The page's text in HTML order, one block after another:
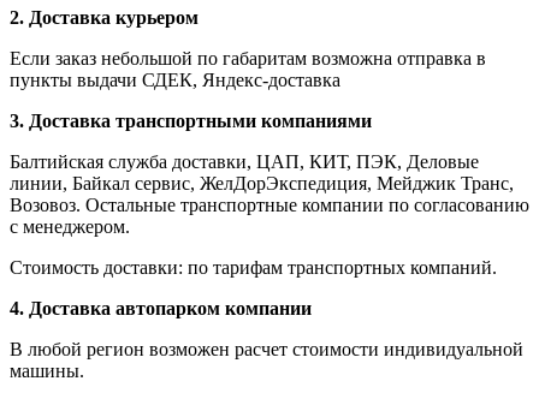
2. Доставка курьером
Если заказ небольшой по габаритам возможна отправка в
пункты выдачи СДЕК, Яндекс-доставка
3. Доставка транспортными компаниями
Балтийская служба доставки, ЦАП, КИТ, ПЭК, Деловые
линии, Байкал сервис, ЖелДорЭкспедиция, Мейджик Транс,
Возовоз. Остальные транспортные компании по согласованию
с менеджером.
Стоимость доставки: по тарифам транспортных компаний.
4. Доставка автопарком компании
В любой регион возможен расчет стоимости индивидуальной
машины.